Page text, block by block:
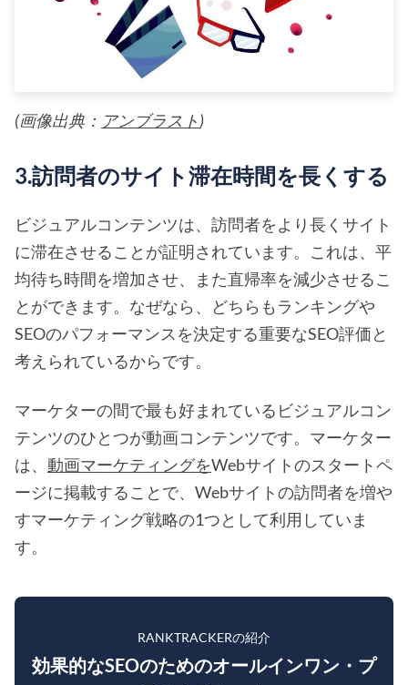
(画像出典： アンブラスト)
3.訪問者のサイト滞在時間を長くする
ビジュアルコンテンツは、訪問者をより長くサイト
に滞在させることが証明されています。これは、平
均待ち時間を増加させ、また直帰率を減少させるこ
とができます。なぜなら、どちらもランキングや
SEOのパフォーマンスを決定する重要なSEO評価と
考えられているからです。
マーケターの間で最も好まれているビジュアルコン
テンツのひとつが動画コンテンツです。マーケター
は、 動画マーケティングをWebサイトのスタートペ
ージに掲載することで、Webサイトの訪問者を増や
すマーケティング戦略の1つとして利用していま
す。
RANKTRACKERの紹介
効果的なSEOのためのオールインワン・プ